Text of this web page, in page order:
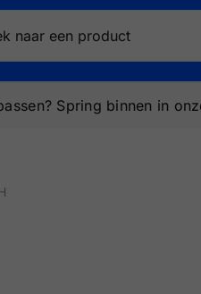
Spring binnen in